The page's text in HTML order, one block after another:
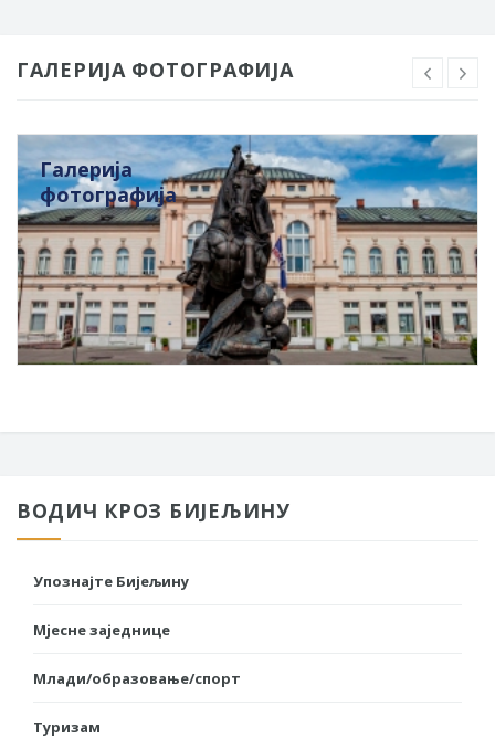
ГАЛЕРИЈА ФОТОГРАФИЈА
Галерија
фотографија
ВОДИЧ КРОЗ БИЈЕЉИНУ
Упознајте Бијељину
Мјесне заједнице
Млади/образовање/спорт
Туризам